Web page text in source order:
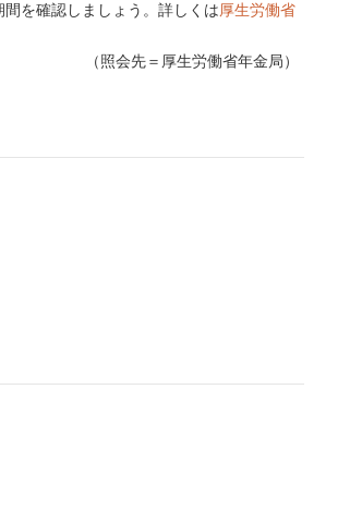
を確認しましょう。詳しくは厚生労働省
（照会先＝厚生労働省年金局）